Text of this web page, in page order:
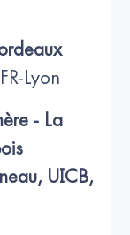
Lyon
- La
UICB,